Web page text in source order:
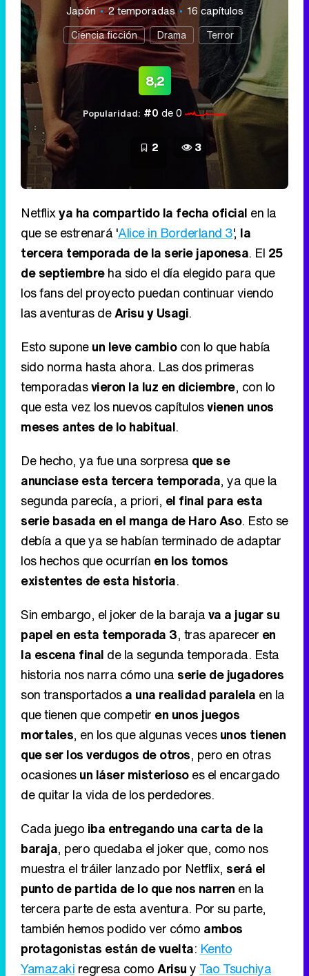
Japón 2 temporadas 16 capítulos
Ciencia ficción Drama Terror
8,2
Popularidad: #0 de 0
2 3
Netflixya ha compartido la fecha oficial en la
que se estrenará 'Alice in Borderland 3', la
tercera temporada de la serie japonesa. El 25
de septiembreha sido el día elegido para que
los fans del proyecto puedan continuar viendo
las aventuras deArisu y Usagi.
Esto suponeun leve cambiocon lo que había
sido norma hasta ahora. Las dos primeras
temporadasvieron la luz en diciembre, con lo
que esta vez los nuevos capítulosvienen unos
meses antes de lo habitual.
De hecho, ya fue una sorpresa que se
anunciase esta tercera temporada, ya que la
segunda parecía, a priori, el final para esta
serie basada en el manga de Haro Aso. Esto se
debía a que ya se habían terminado de adaptar
los hechos que ocurrían en los tomos
existentes de esta historia.
Sin embargo, el joker de la barajava a jugar su
papel en esta temporada 3, tras aparecer en
la escena final de la segunda temporada. Esta
historia nos narra cómo una serie de jugadores
son transportadosa una realidad paralela en la
que tienen que competir en unos juegos
mortales, en los que algunas vecesunos tienen
que ser los verdugos de otros, pero en otras
ocasionesun láser misteriosoes el encargado
de quitar la vida de los perdedores.
Cada juego iba entregando una carta de la
baraja, pero quedaba el joker que, como nos
muestra el tráiler lanzado por Netflix, será el
punto de partida de lo que nos narren en la
tercera parte de esta aventura. Por su parte,
también hemos podido ver cómo ambos
protagonistas están de vuelta: Kento
Yamazaki regresa comoArisuy Tao Tsuchiya